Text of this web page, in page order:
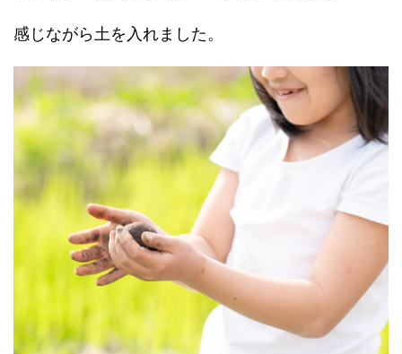
感じながら土を入れました。